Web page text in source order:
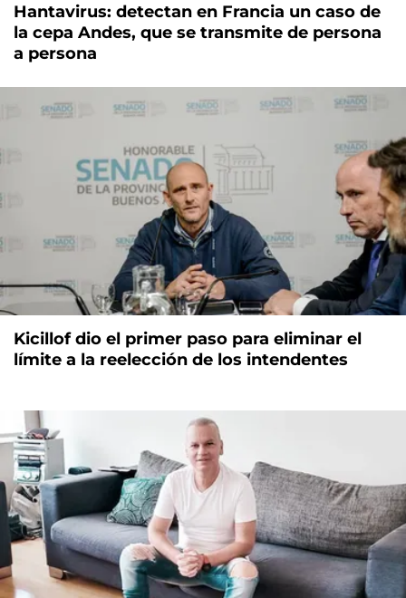
Hantavirus: detectan en Francia un caso de
la cepa Andes, que se transmite de persona
a persona
Kicillof dio el primer paso para eliminar el
límite a la reelección de los intendentes